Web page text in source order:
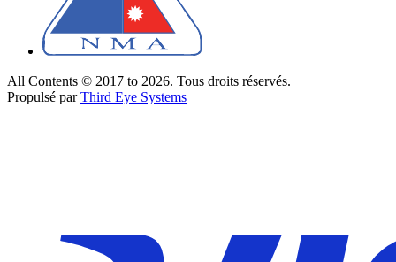
All Contents © 2017 to 2026. Tous droits réservés.
Propulsé parThird Eye Systems